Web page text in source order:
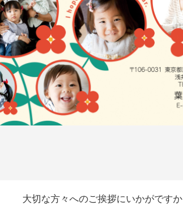
大切な方々へのご挨拶にいかがですか